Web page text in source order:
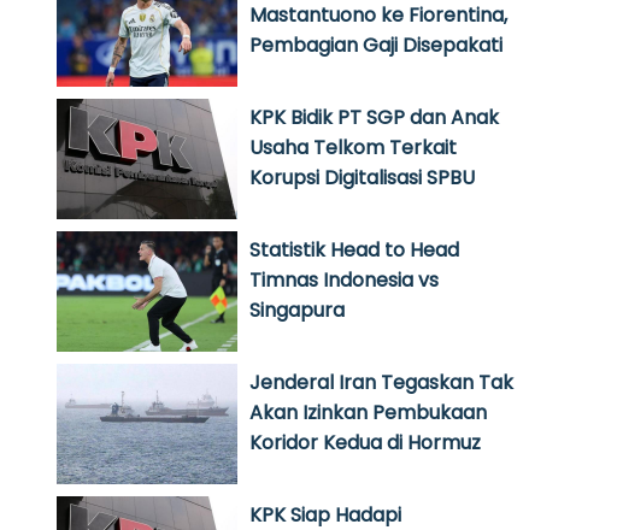
Mastantuono ke Fiorentina,
Pembagian Gaji Disepakati
KPK Bidik PT SGP dan Anak
Usaha Telkom Terkait
Korupsi Digitalisasi SPBU
Statistik Head to Head
Timnas Indonesia vs
Singapura
Jenderal Iran Tegaskan Tak
Akan Izinkan Pembukaan
Koridor Kedua di Hormuz
KPK Siap Hadapi